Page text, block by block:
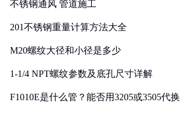
不锈钢通风 管道施工
201不锈钢重量计算方法大全
M20螺纹大径和小径是多少
1-1/4 NPT螺纹参数及底孔尺寸详解
F1010E是什么管？能否用3205或3505代换